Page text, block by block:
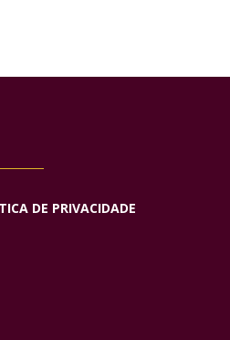
DE PRIVACIDADE